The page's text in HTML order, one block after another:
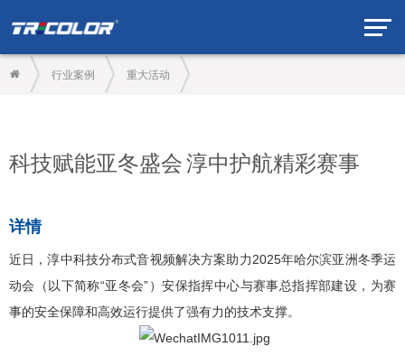
行业案例 重大活动
科技赋能亚冬盛会 淳中护航精彩赛事
详情
近日，淳中科技分布式音视频解决方案助力2025年哈尔滨亚洲冬季运
动会（以下简称“亚冬会”）安保指挥中心与赛事总指挥部建设，为赛
事的安全保障和高效运行提供了强有力的技术支撑。